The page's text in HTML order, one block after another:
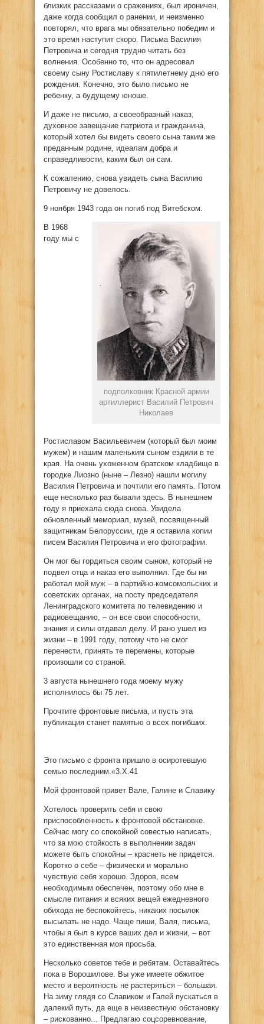
близких рассказами о сражениях, был ироничен,
даже когда сообщил о ранении, и неизменно
повторял, что врага мы обязательно победим и
это время наступит скоро. Письма Василия
Петровича и сегодня трудно читать без
волнения. Особенно то, что он адресовал
своему сыну Ростиславу к пятилетнему дню его
рождения. Конечно, это было письмо не
ребенку, а будущему юноше.
И даже не письмо, а своеобразный наказ,
духовное завещание патриота и гражданина,
который хотел бы видеть своего сына таким же
преданным родине, идеалам добра и
справедливости, каким был он сам.
К сожалению, снова увидеть сына Василию
Петровичу не довелось.
9 ноября 1943 года он погиб под Витебском.
подполковник Красной армии
артиллерист Василий Петрович
Николаев
В 1968
году мы с
Ростиславом Васильевичем (который был моим
мужем) и нашим маленьким сыном ездили в те
края. На очень ухоженном братском кладбище в
городке Лиозно (ныне – Лезно) нашли могилу
Василия Петровича и почтили его память. Потом
еще несколько раз бывали здесь. В нынешнем
году я приехала сюда снова. Увидела
обновленный мемориал, музей, посвященный
защитникам Белоруссии, где я оставила копии
писем Василия Петровича и его фотографии.
Он мог бы гордиться своим сыном, который не
подвел отца и наказ его выполнил. Где бы ни
работал мой муж – в партийно-комсомольских и
советских органах, на посту председателя
Ленинградского комитета по телевидению и
радиовещанию, – он все свои способности,
знания и силы отдавал делу. И рано ушел из
жизни – в 1991 году, потому что не смог
перенести, принять те перемены, которые
произошли со страной.
3 августа нынешнего года моему мужу
исполнилось бы 75 лет.
Прочтите фронтовые письма, и пусть эта
публикация станет памятью о всех погибших.
Это письмо c фронта пришло в осиротевшую
семью последним.«3.Х.41
Мой фронтовой привет Вале, Галине и Славику
Хотелось проверить себя и свою
приспособленность к фронтовой обстановке.
Сейчас могу со спокойной совестью написать,
что за мою стойкость в выполнении задач
можете быть спокойны – краснеть не придется.
Коротко о себе – физически и морально
чувствую себя хорошо. Здоров, всем
необходимым обеспечен, поэтому обо мне в
смысле питания и всяких вещей ежедневного
обихода не беспокойтесь, никаких посылок
высылать не надо. Чаще пиши, Валя, письма,
чтобы я был в курсе ваших дел и жизни, – вот
это единственная моя просьба.
Несколько советов тебе и ребятам. Оставайтесь
пока в Ворошилове. Вы уже имеете обжитое
место и вероятность не растеряться – большая.
На зиму глядя со Славиком и Галей пускаться в
далекий путь, да еще в неизвестную обстановку
– рискованно... Предлагаю соцсоревнование,